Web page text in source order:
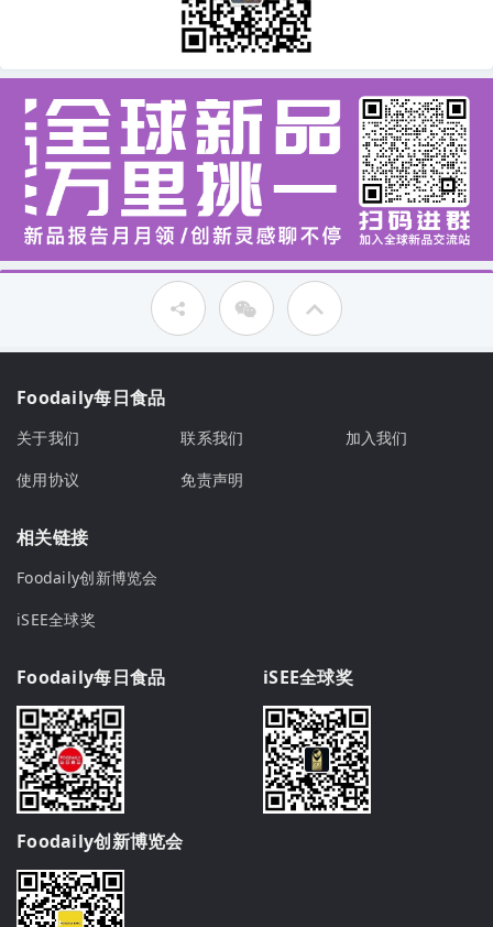
Foodaily每日食品
关于我们 联系我们
加入我们
使用协议
免责声明
相关链接
Foodaily创新博览会
iSEE全球奖
Foodaily每日食品 iSEE全球奖
Foodaily创新博览会